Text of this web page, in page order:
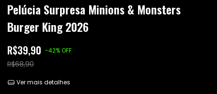
Pelúcia Surpresa Minions & Monsters
Burger King 2026
R$39,90 -42%OFF
R$68,90
Ver mais detalhes